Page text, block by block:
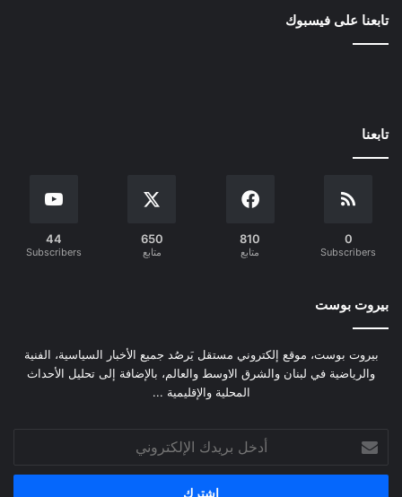
تابعنا على فيسبوك
تابعنا
0
Subscribers
810
متابع
650
متابع
44
Subscribers
بيروت بوست
بيروت بوست، موقع إلكتروني مستقل يَرصُد جميع الأخبار السياسية، الفنية
والرياضية في لبنان والشرق الاوسط والعالم، بالإضافة إلى تحليل الأحداث
المحلية والإقليمية ...
بريدك
الإلكتروني